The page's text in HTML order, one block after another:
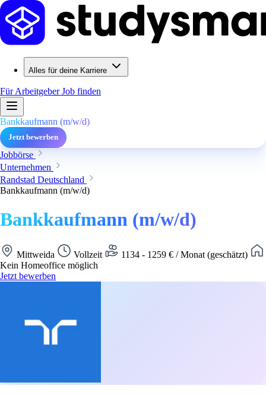
Alles für deine Karriere
Für ArbeitgeberJob finden
Bankkaufmann (m/w/d)
Jetzt bewerben
Jobbörse
Unternehmen
Randstad Deutschland
Bankkaufmann (m/w/d)
Bankkaufmann (m/w/d)
Mittweida Vollzeit
1134 - 1259 € / Monat (geschätzt)
Kein Homeoffice möglich
Jetzt bewerben